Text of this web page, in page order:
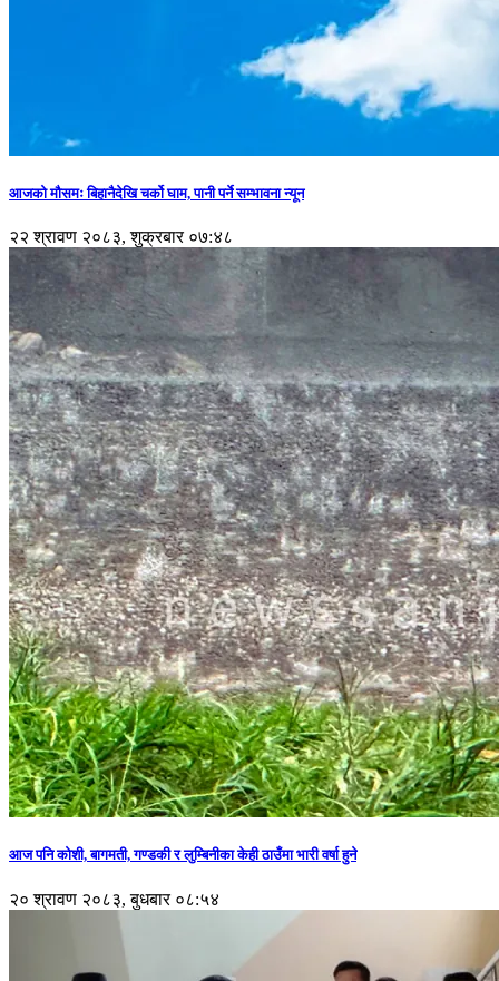
आजको मौसमः बिहानैदेखि चर्को घाम, पानी पर्ने सम्भावना न्यून
२२ श्रावण २०८३, शुक्रबार ०७:४८
आज पनि कोशी, बागमती, गण्डकी र लुम्बिनीका केही ठाउँमा भारी वर्षा हुने
२० श्रावण २०८३, बुधबार ०८:५४